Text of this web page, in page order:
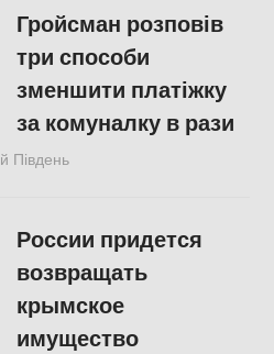
Гройсман розповів
три способи
зменшити платіжку
за комуналку в рази
Південь
России придется
возвращать
крымское
имущество